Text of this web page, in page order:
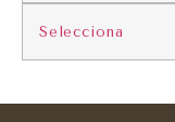
Selecciona